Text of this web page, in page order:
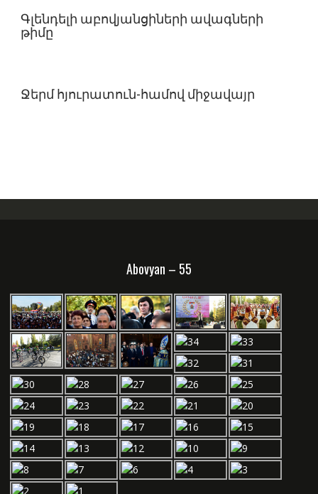
Գլենդելի աբովյանցիների ավագների
թիմը
Ջերմ հյուրատուն-համով միջավայր
Abovyan – 55